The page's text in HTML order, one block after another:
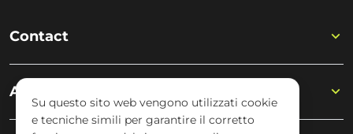
Contact
Academy
Su questo sito web vengono utilizzati cookie
e tecniche simili per garantire il corretto